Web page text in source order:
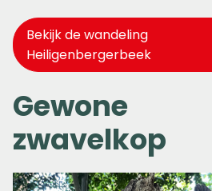
Bekijk de wandeling
Heiligenbergerbeek
Gewone
zwavelkop